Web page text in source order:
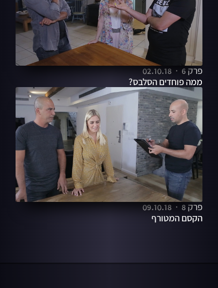
פרק 6
02.10.18
ממה פוחדים הסלבס?
פרק 8
09.10.18
הקסם המטורף